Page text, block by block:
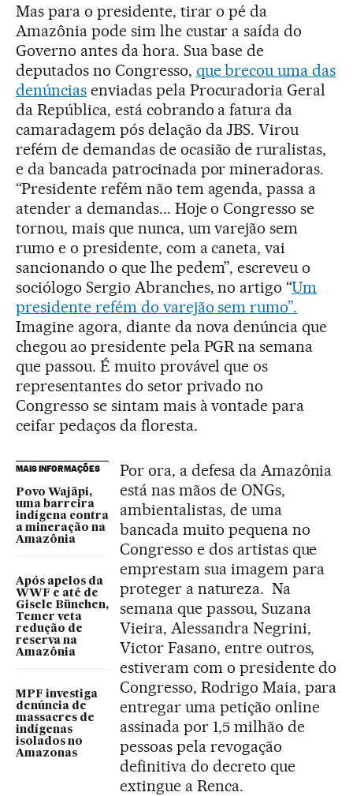
Mas para o presidente, tirar o pé da
Amazônia pode sim lhe custar a saída do
Governo antes da hora. Sua base de
deputados no Congresso, que brecou uma das
denúnciasenviadas pela Procuradoria Geral
da República, está cobrando a fatura da
camaradagem pós delação da JBS. Virou
refém de demandas de ocasião de ruralistas,
e da bancada patrocinada por mineradoras.
“Presidente refém não tem agenda, passa a
atender a demandas... Hoje o Congresso se
tornou, mais que nunca, um varejão sem
rumo e o presidente, com a caneta, vai
sancionando o que lhe pedem”, escreveu o
sociólogo Sergio Abranches, no artigo “Um
presidente refém do varejão sem rumo”.
Imagine agora, diante da nova denúncia que
chegou ao presidente pela PGR na semana
que passou. É muito provável que os
representantes do setor privado no
Congresso se sintam mais à vontade para
ceifar pedaços da floresta.
MAIS INFORMAÇÕES
Povo Wajãpi,
uma barreira
indígena contra
a mineração na
Amazônia
Após apelos da
WWF e até de
Gisele Bünchen,
Temer veta
redução de
reserva na
Amazônia
MPF investiga
denúncia de
massacres de
indígenas
isolados no
Amazonas
Por ora, a defesa da Amazônia
está nas mãos de ONGs,
ambientalistas, de uma
bancada muito pequena no
Congresso e dos artistas que
emprestam sua imagem para
proteger a natureza. Na
semana que passou, Suzana
Vieira, Alessandra Negrini,
Victor Fasano, entre outros,
estiveram com o presidente do
Congresso, Rodrigo Maia, para
entregar uma petição online
assinada por 1,5 milhão de
pessoas pela revogação
definitiva do decreto que
extingue a Renca.